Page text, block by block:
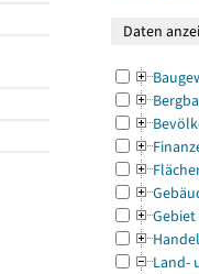
Gebiet
Land-